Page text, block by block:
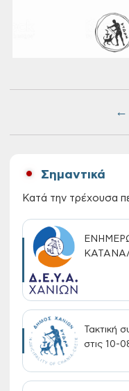
←
Σημαντικά
Κατά την τρέχουσα
Τακτική
στις 10-